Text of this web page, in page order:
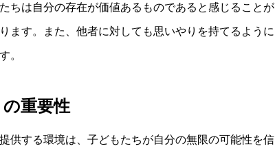
ちは自分の存在が価値あるものであると感じることが
ます。また、他者に対しても思いやりを持てるように
。
重要性
供する環境は、子どもたちが自分の無限の可能性を信